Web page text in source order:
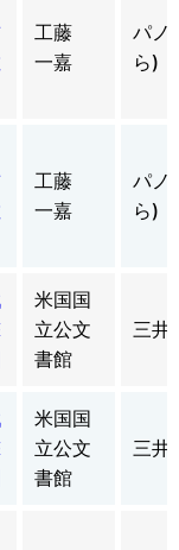
工藤
一嘉
パノ
ら)
工藤
一嘉
パノ
ら)
米国国
立公文
書館
三井
米国国
立公文
書館
三井